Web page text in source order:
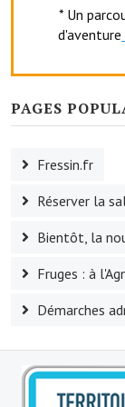
Le foyer rural
Le foyer de la
L'association
L'association
Village sportif
L'US Crequy
La société de
* Un
d'aventure
PAGES
Fressin.fr
Réserver la
Bientôt, la
Fruges : à
Démarches